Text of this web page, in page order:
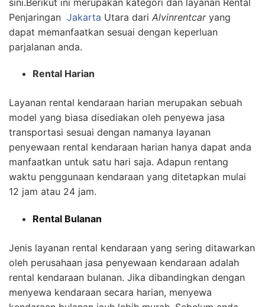
sini.Berikut ini merupakan kategori dan layanan Rental
Penjaringan Jakarta Utara dari Alvinrentcaryang
dapat memanfaatkan sesuai dengan keperluan
parjalanan anda.
Rental Harian
Layanan rental kendaraan harian merupakan sebuah
model yang biasa disediakan oleh penyewa jasa
transportasi sesuai dengan namanya layanan
penyewaan rental kendaraan harian hanya dapat anda
manfaatkan untuk satu hari saja. Adapun rentang
waktu penggunaan kendaraan yang ditetapkan mulai
12 jam atau 24 jam.
Rental Bulanan
Jenis layanan rental kendaraan yang sering ditawarkan
oleh perusahaan jasa penyewaan kendaraan adalah
rental kendaraan bulanan. Jika dibandingkan dengan
menyewa kendaraan secara harian, menyewa